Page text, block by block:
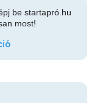
be startapró.hu
most!